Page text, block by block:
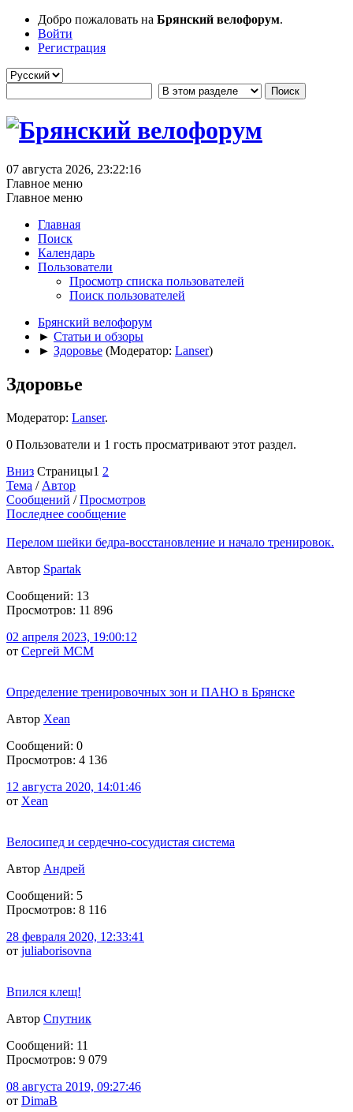
Добро пожаловать на Брянский велофорум.
Войти
Регистрация
07 августа 2026, 23:22:16
Главное меню
Главное меню
Главная
Поиск
Календарь
Пользователи
Просмотр списка пользователей
Поиск пользователей
Брянский велофорум
► Статьи и обзоры
► Здоровье (Модератор: Lanser)
Здоровье
Модератор: Lanser.
0 Пользователи и 1 гость просматривают этот раздел.
Вниз Страницы1 2
Тема / Автор
Сообщений /Просмотров
Последнее сообщение
Перелом шейки бедра-восстановление и начало тренировок.
Автор Spartak
Сообщений: 13
Просмотров: 11 896
02 апреля 2023, 19:00:12
от Сергей МСМ
Определение тренировочных зон и ПАНО в Брянске
Автор Xean
Сообщений: 0
Просмотров: 4 136
12 августа 2020, 14:01:46
от Xean
Велосипед и сердечно-сосудистая система
Автор Андрей
Сообщений: 5
Просмотров: 8 116
28 февраля 2020, 12:33:41
от juliaborisovna
Впился клещ!
Автор Спутник
Сообщений: 11
Просмотров: 9 079
08 августа 2019, 09:27:46
от DimaB